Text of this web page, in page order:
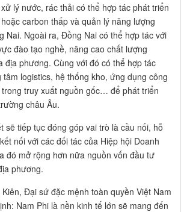
lý nước, rác thải có thể hợp tác phát triển
carbon thấp và quản lý năng lượng
Nai. Ngoài ra, Đồng Nai có thể hợp tác với
đào tạo nghề, nâng cao chất lượng
địa phương. Cùng với đó có thể hợp tác
logistics, hệ thống kho, ứng dụng công
truy xuất nguồn gốc… để phát triển
châu Âu.
sẽ tiếp tục đóng góp vai trò là cầu nối, hỗ
nối với các đối tác của Hiệp hội Doanh
đó mở rộng hơn nữa nguồn vốn đầu tư
phương.
Đại sứ đặc mệnh toàn quyền Việt Nam
Nam Phi là nền kinh tế lớn sẽ mang đến